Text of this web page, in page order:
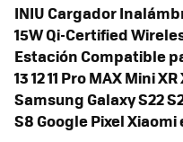
INIU Cargador
15W Qi-Certified
Estación Compatible
13 12 11 Pro MAX Mini
Samsung Galaxy S22
S8 Google Pixel Xiaomi